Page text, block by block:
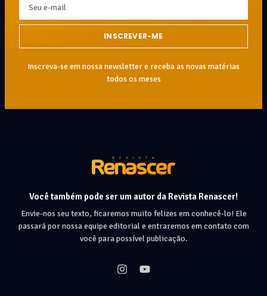
INSCREVER-ME
Inscreva-se em nossa newsletter e receba as novas matérias
todos os meses
Você também pode ser um autor da Revista Renascer!
Envie-nos seu texto, ficaremos muito felizes em conhecê-lo! Ele
passará por nossa equipe editorial e entraremos em contato com
você para possível publicação.